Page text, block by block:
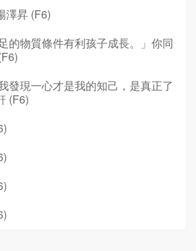
澤昇 (F6)
的物質條件有利孩子成長。」你同
發現一心才是我的知己，是真正了
(F6)